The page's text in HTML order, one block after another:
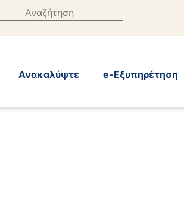
Ανακαλύψτε e-Εξυπηρέτηση